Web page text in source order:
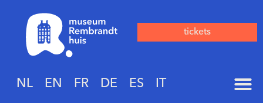
tickets
NL EN FR DE ES IT